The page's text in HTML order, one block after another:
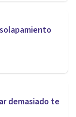
demasiado te